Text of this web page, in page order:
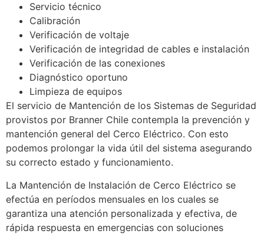
Servicio técnico
Calibración
Verificación de voltaje
Verificación de integridad de cables e instalación
Verificación de las conexiones
Diagnóstico oportuno
Limpieza de equipos
El servicio de Mantención de los Sistemas de Seguridad
provistos por Branner Chile contempla la prevención y
mantención general del Cerco Eléctrico. Con esto
podemos prolongar la vida útil del sistema asegurando
su correcto estado y funcionamiento.
La Mantención de Instalación de Cerco Eléctrico se
efectúa en períodos mensuales en los cuales se
garantiza una atención personalizada y efectiva, de
rápida respuesta en emergencias con soluciones